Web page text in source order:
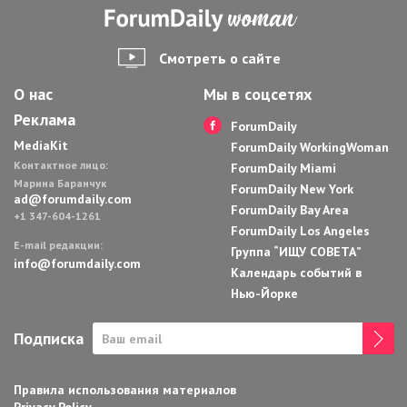
Смотреть о сайте
О нас
Реклама
MediaKit
Контактное лицо:
Марина Баранчук
ad@forumdaily.com
+1 347-604-1261
E-mail редакции:
info@forumdaily.com
Мы в соцсетях
ForumDaily
ForumDaily WorkingWoman
ForumDaily Miami
ForumDaily New York
ForumDaily Bay Area
ForumDaily Los Angeles
Группа “ИЩУ СОВЕТА”
Календарь событий в
Нью-Йорке
Подписка
Правила использования материалов